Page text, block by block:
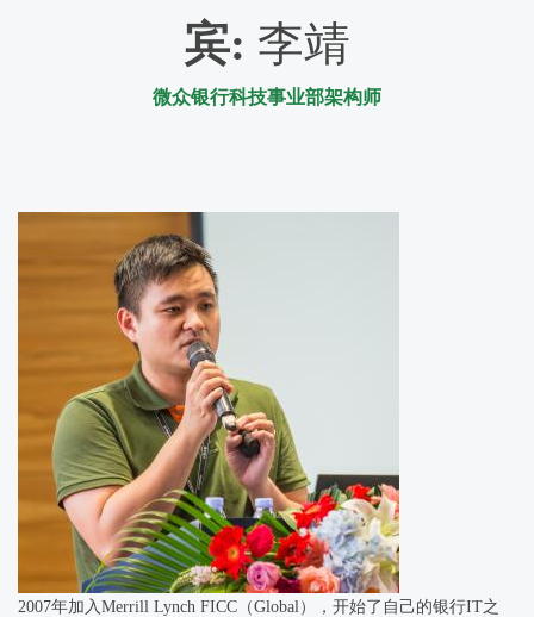
宾: 李靖
微众银行科技事业部架构师
2007年加入Merrill Lynch FICC（Global），开始了自己的银行IT之